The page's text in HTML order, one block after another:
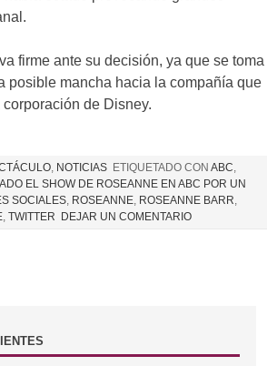
firme ante su decisión, ya que se toma
posible mancha hacia la compañía que
de Disney.
, NOTICIAS ETIQUETADO CONABC,
EL SHOW DE ROSEANNE EN ABC POR UN
SOCIALES, ROSEANNE, ROSEANNE BARR,
,TWITTER DEJAR UN COMENTARIO